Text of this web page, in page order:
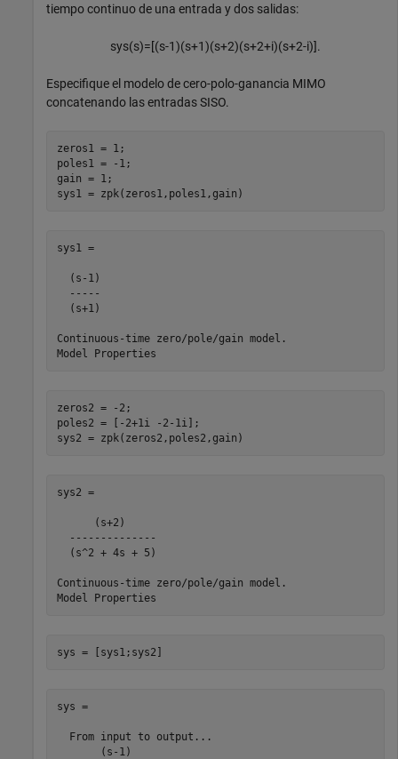
tiempo continuo de una entrada y dos salidas:
sys(s)=[(s-1)(s+1)(s+2)(s+2+i)(s+2-i)].
Especifique el modelo de cero-polo-ganancia MIMO
concatenando las entradas SISO.
zeros1 = 1;
poles1 = -1;
gain = 1;
sys1 = zpk(zeros1,poles1,gain)
sys1 =
  (s-1)
  -----
  (s+1)
Continuous-time zero/pole/gain model.
zeros2 = -2;
poles2 = [-2+1i -2-1i];
sys2 = zpk(zeros2,poles2,gain)
sys2 =
      (s+2)
  --------------
  (s^2 + 4s + 5)
Continuous-time zero/pole/gain model.
sys = [sys1;sys2]
sys =
  From input to output...
       (s-1)